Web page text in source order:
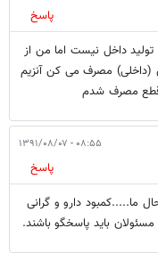
پاسخ
داخل نیست اما من از
(داخلی) مصرف می کن آنزیم
قطع مصرف شدم
۰۸:۵۵ - ۱۳۹۱/۰۸/۰۷
پاسخ
ما.....کمبود دارو و گرانی
باید پاسخگو باشند.